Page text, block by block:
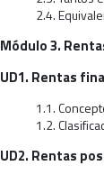
2.4.
Módulo 3.
UD1. Rentas
1.1.
1.2.
UD2. Rentas